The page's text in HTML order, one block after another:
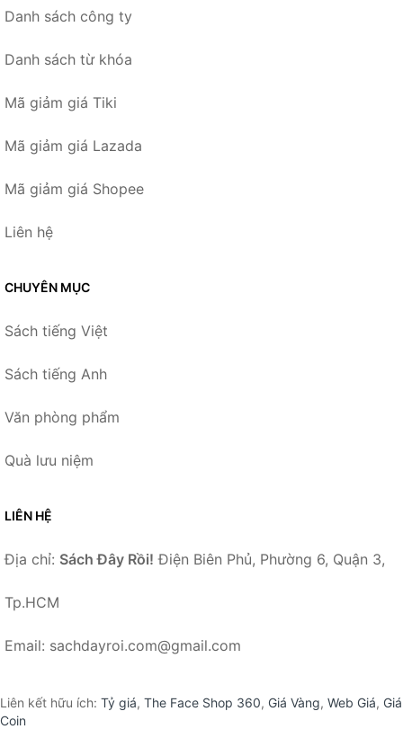
Danh sách công ty
Danh sách từ khóa
Mã giảm giá Tiki
Mã giảm giá Lazada
Mã giảm giá Shopee
Liên hệ
CHUYÊN MỤC
Sách tiếng Việt
Sách tiếng Anh
Văn phòng phẩm
Quà lưu niệm
LIÊN HỆ
Địa chỉ: Sách Đây Rồi! Điện Biên Phủ, Phường 6, Quận 3,
Tp.HCM
Email: sachdayroi.com@gmail.com
Liên kết hữu ích: Tỷ giá, The Face Shop 360, Giá Vàng, Web Giá, Giá
Coin